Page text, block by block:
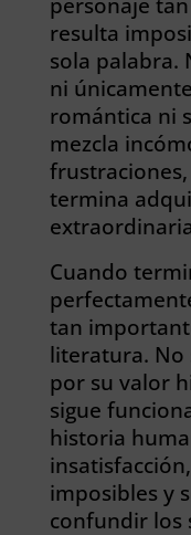
resulta
sola palabra.
ni
romántica ni
mezcla
termina
Cuando
tan
literatura. No
por su valor
sigue
historia
imposibles y
confundir los